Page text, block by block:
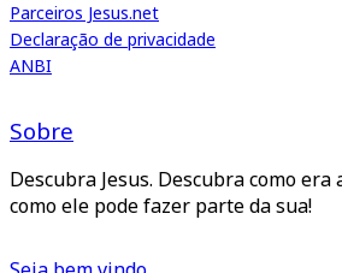
Parceiros Jesus.net
Declaração de privacidade
ANBI
Sobre
Descubra Jesus. Descubra como era
como ele pode fazer parte da sua!